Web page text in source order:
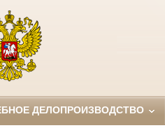
ДЕЛОПРОИЗВОДСТВО